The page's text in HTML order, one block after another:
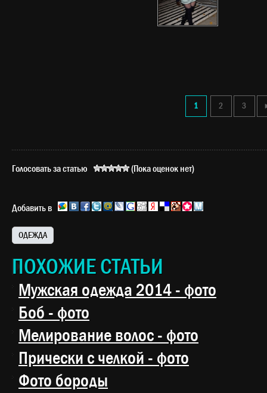
1 2 3
Голосовать за статью (Пока оценок нет)
Добавить в
ОДЕЖДА
ПОХОЖИЕ СТАТЬИ
Мужская одежда 2014 - фото
Боб - фото
Мелирование волос - фото
Прически с челкой - фото
Фото бороды